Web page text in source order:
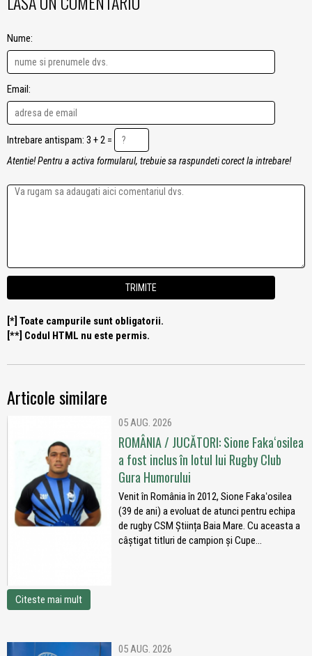
Nume:
Email:
Intrebare antispam: 3 + 2 =
Atentie! Pentru a activa formularul, trebuie sa raspundeti corect la intrebare!
[*] Toate campurile sunt obligatorii.
[**] Codul HTML nu este permis.
Articole similare
05 AUG. 2026
ROMÂNIA / JUCĂTORI: Sione Fakaʻosilea
a fost inclus în lotul lui Rugby Club
Gura Humorului
Venit în România în 2012, Sione Fakaʻosilea
(39 de ani) a evoluat de atunci pentru echipa
de rugby CSM Știința Baia Mare. Cu aceasta a
câștigat titluri de campion și Cupe...
Citeste mai mult
05 AUG. 2026